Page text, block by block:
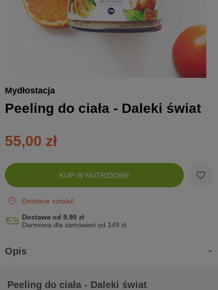
Mydłostacja
Peeling do ciała - Daleki świat
55,00 zł
Zobacz
koszyk
KUP W NUTRIDOME
Ostatnie sztuki!
Dostawa od 9,90 zł
Darmowa dla zamówień od 149 zł
Opis
Peeling do ciała - Daleki świat